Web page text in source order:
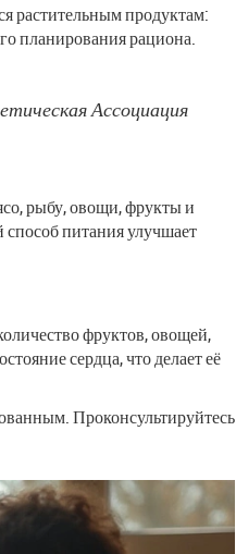
растительным продуктам:
планирования рациона.
Ассоциация
рыбу, овощи, фрукты и
питания улучшает
фруктов, овощей,
сердца, что делает её
Проконсультируйтесь